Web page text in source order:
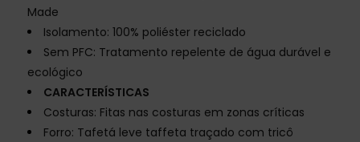
Made
Isolamento: 100% poliéster reciclado
Sem PFC: Tratamento repelente de água durável e
ecológico
CARACTERÍSTICAS
Costuras: Fitas nas costuras em zonas críticas
Forro: Tafetá leve taffeta traçado com tricô